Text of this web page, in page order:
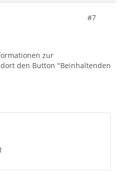
#7
zur
den Button "Beinhaltenden